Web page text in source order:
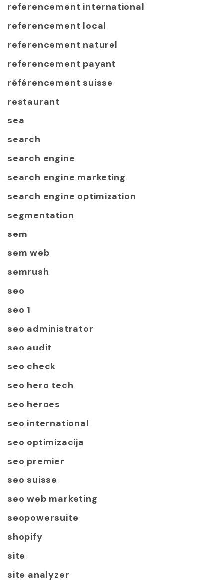
referencement international
referencement local
referencement naturel
referencement payant
référencement suisse
restaurant
sea
search
search engine
search engine marketing
search engine optimization
segmentation
sem
sem web
semrush
seo
seo 1
seo administrator
seo audit
seo check
seo hero tech
seo heroes
seo international
seo optimizacija
seo premier
seo suisse
seo web marketing
seopowersuite
shopify
site
site analyzer